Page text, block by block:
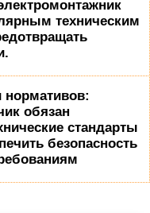
техническим
нормативов:
обязан
стандарты
безопасность